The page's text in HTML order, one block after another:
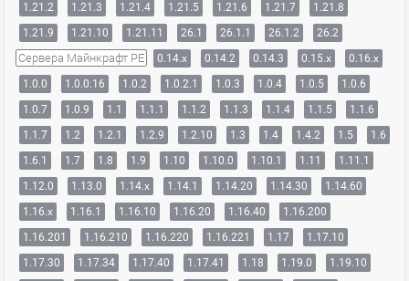
1.21.2
1.21.3 1.21.4 1.21.5 1.21.6 1.21.7
1.21.8
1.21.9
1.21.10 1.21.11 26.1 26.1.1 26.1.2 26.2
Сервера Майнкрафт PE 0.14.x 0.14.2 0.14.3 0.15.x
0.16.x
1.0.0
1.0.0.16 1.0.2 1.0.2.1 1.0.3 1.0.4 1.0.5
1.0.6
1.0.7
1.0.9 1.1 1.1.1 1.1.2 1.1.3 1.1.4 1.1.5
1.1.6
1.1.7
1.2 1.2.1 1.2.9 1.2.10 1.3 1.4 1.4.2 1.5
1.6
1.6.1
1.7 1.8 1.9 1.10 1.10.0 1.10.1 1.11
1.11.1
1.12.0
1.13.0 1.14.x 1.14.1 1.14.20 1.14.30
1.14.60
1.16.x
1.16.1 1.16.10 1.16.20 1.16.40
1.16.200
1.16.201
1.16.210 1.16.220 1.16.221 1.17
1.17.10
1.17.30
1.17.34 1.17.40 1.17.41 1.18 1.19.0
1.19.10